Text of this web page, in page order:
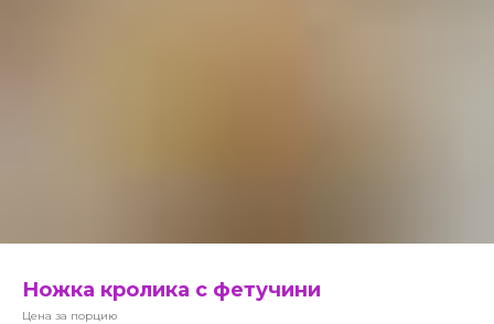
Ножка кролика с фетучини
Цена за порцию